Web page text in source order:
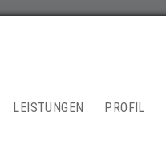
LEISTUNGEN PROFIL